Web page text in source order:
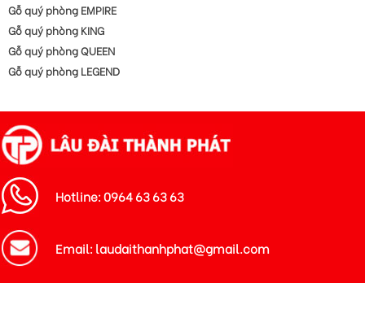
Gỗ quý phòng EMPIRE
Gỗ quý phòng KING
Gỗ quý phòng QUEEN
Gỗ quý phòng LEGEND
Hotline: 0964 63 63 63
Email: laudaithanhphat@gmail.com